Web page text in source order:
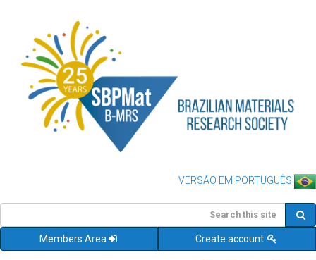
VERSÃO EM PORTUGUÊS
Members Area Create account